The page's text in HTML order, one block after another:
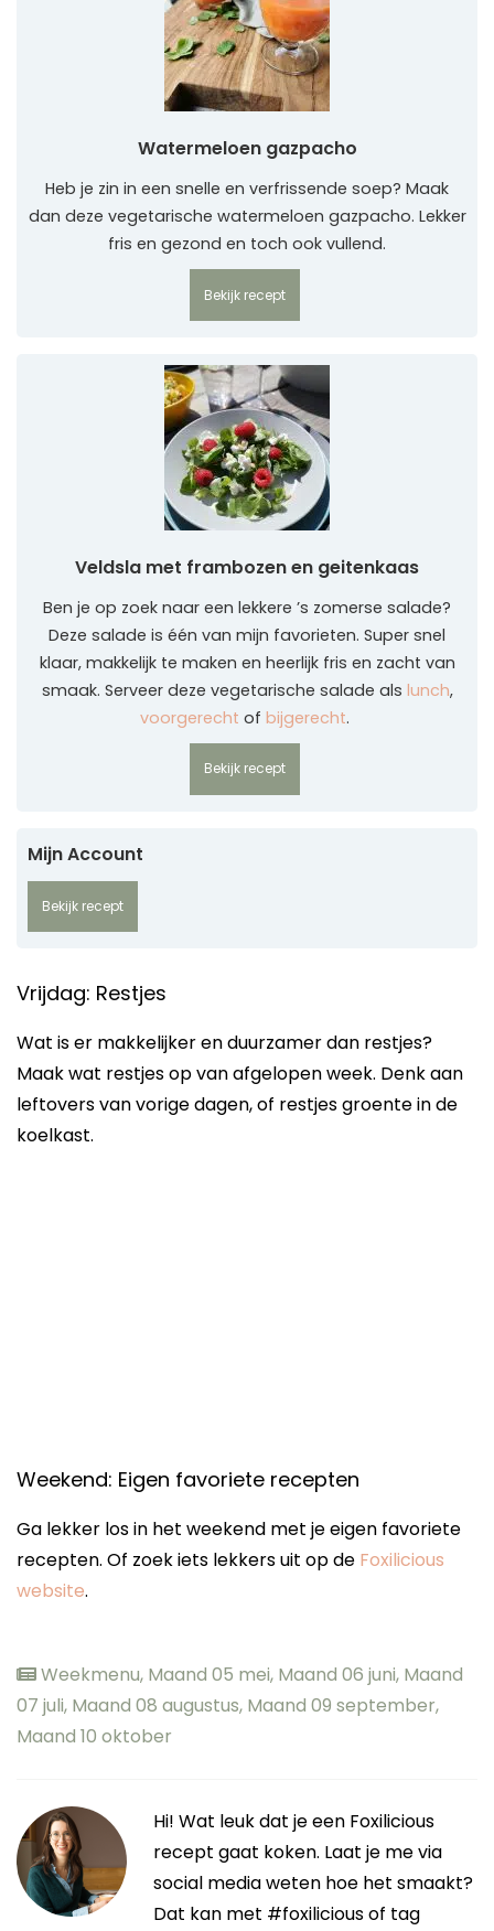
Watermeloen gazpacho
Heb je zin in een snelle en verfrissende soep? Maak
dan deze vegetarische watermeloen gazpacho. Lekker
fris en gezond en toch ook vullend.
Bekijk recept
Veldsla met frambozen en geitenkaas
Ben je op zoek naar een lekkere ’s zomerse salade?
Deze salade is één van mijn favorieten. Super snel
klaar, makkelijk te maken en heerlijk fris en zacht van
smaak. Serveer deze vegetarische salade als lunch,
voorgerecht of bijgerecht.
Bekijk recept
Mijn Account
Bekijk recept
Vrijdag: Restjes
Wat is er makkelijker en duurzamer dan restjes?
Maak wat restjes op van afgelopen week. Denk aan
leftovers van vorige dagen, of restjes groente in de
koelkast.
Weekend: Eigen favoriete recepten
Ga lekker los in het weekend met je eigen favoriete
recepten. Of zoek iets lekkers uit op de Foxilicious
website.
Weekmenu, Maand 05 mei, Maand 06 juni, Maand
07 juli, Maand 08 augustus, Maand 09 september,
Maand 10 oktober
Hi! Wat leuk dat je een Foxilicious
recept gaat koken. Laat je me via
social media weten hoe het smaakt?
Dat kan met #foxilicious of tag